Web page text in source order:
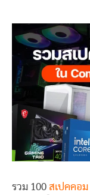
รวม 100 สเปคคอม